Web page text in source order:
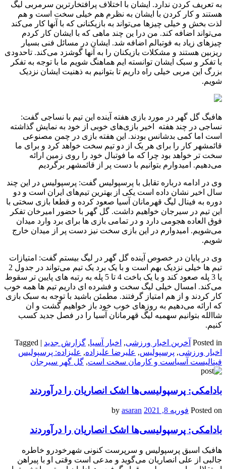
به تعریف کردن ندارد. ایشان با اختلاف پرافتخارترین سرمربی لیگ
هستند و کار کردن با ایشان به نظرم هم خیلی سخت است و هم
لذت بخش و خیلی چیزها می‌تواند به بازیکنانی که با آنها کار می‌کند
می‌تواند اضافه کند. من درا ین چند ماهی که با ایشان کار کردم
چیزهای زیاد به فوتبالم اضافه شد. ایشان در مسائل فنی بسیار
ریزبین هستند و مشکلات بازیکنان را به آنها گوشزد می‌کند. تاحدودی
با تفکر و سبک ایشان توانسته ایم هماهنگ شویم ما با توجه به تفکر
بزرگ این مربی خیلی راه داریم تا بتوانیم به ذهنیت ایشان نزدیک
شویم.
هافبگ گل گهر در مورد بازی هفته آینده این تیم با نساجی گفت:
نساجی در چند هفته اخیر بازی‌های خوبی از خود به نمایش گذاشته
است اما کمی بدشانس بودند. این هفته بازی در چمن مصنوعی
قائمشهر کار را برای هر یک از دو تیم سخت خواهد کرد و برای ما
سخت تر خواهد بود چرا که ما فوتبال خود را روی زمین ارائه
می‌دهیم. امیدوارم بتوانیم با دست پر از قائمشهر برگردیم
وی در ادامه درباره تقابل با پرسپولیس گفت: پرسپولیس در این چند
سال اخیر نشان داده است یکی از بهترین تیم‌های ایران است و دو
دوره به فینال لیگ قهرمانان آسیا صعود کرده و قطعا بازی سختی با
این تیم در سیرجان خواهیم داشت. گل گهر با حضور امیرخان تفکر
فوق العاده هجومی دارد و در تمامی بازی ها برای برد وارد میدان
می‌شویم. امیدوارم در این بازی سخت نیز دست پر از میدان خارج
شویم.
وی در پایان در خصوص آینده گل گهر در لیگ بیستم گفت: امتیازات
تیم ها خیلی نزدیک بهم است و با یک برد یک تیم می‌تواند در جدول 2
یا 3 پله صعود کند و با یک باخت 4 تا 5 پله به رتبه های پایین تر سقوط
می‌کند. امسال خیلی لیگ سخت و فشرده ای داریم تیم ها همه خوب
کار کردند و از هم امتیاز گرفتند. مطمئن باشید با توجه به سبک بازی
که ارائه می‌دهیم به روزهای خوب خود باز خواهیم گشت و ان
شاالله بتوانیم سهمیه لیگ قهرمانان آسیا را در فصل جدید کسب
کنیم.
Posted in آخرین اخبار ورزشی, اخبار آسیا, گزارش جدید |
Tagged
اخبار ورزشی, پرسپولیس, علیرضا علیزاده, علیزاده: پرسپولیس
فینالیست آسیاست و کارمان سخت است, گل گهر سیرجان
بادامکی: پرسپولیسی‌ها اشک انصاریان را درآوردند
Posted on فوریه 8, 2021 asaran
بادامکی: پرسپولیسی‌ها اشک انصاریان را درآوردند
هافبک اسبق پرسپولیس و سرپرست کنونی شهرخودرو خاطره
جالبی از علی انصاریان می‌گوید و مدعی است وقتی او با پیراهن